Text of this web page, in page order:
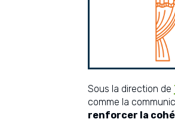
Sous la direction de
comme la
renforcer la